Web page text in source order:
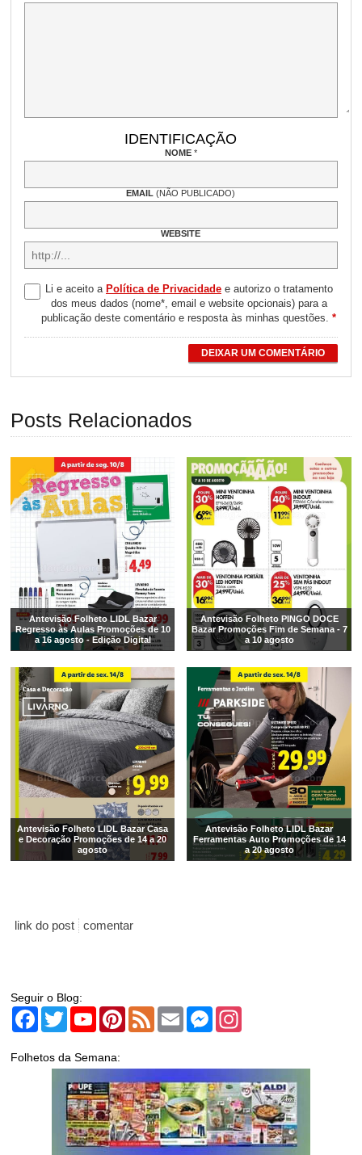
IDENTIFICAÇÃO
NOME *
EMAIL(NÃO PUBLICADO)
WEBSITE
Li e aceito a Política de Privacidadee autorizo o tratamento
dos meus dados (nome*, email e website opcionais) para a
publicação deste comentário e resposta às minhas questões.*
DEIXAR UM COMENTÁRIO
Posts Relacionados
Antevisão Folheto LIDL Bazar
Regresso às Aulas Promoções de 10
a 16 agosto - Edição Digital
Antevisão Folheto PINGO DOCE
Bazar Promoções Fim de Semana - 7
a 10 agosto
Antevisão Folheto LIDL Bazar Casa
e Decoração Promoções de 14 a 20
agosto
Antevisão Folheto LIDL Bazar
Ferramentas Auto Promoções de 14
a 20 agosto
link do post comentar
Seguir o Blog:
Facebook
TwitterYouTubePinterest
Feed Email Messenger
Folhetos da Semana: